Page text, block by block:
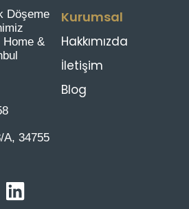
Kurumsal
Hakkımızda
İletişim
Blog
Döşeme
Home &
A, 34755